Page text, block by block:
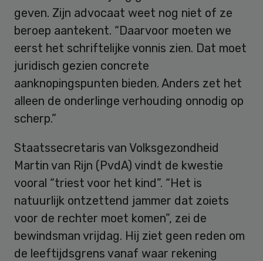
geven. Zijn advocaat weet nog niet of ze
beroep aantekent. “Daarvoor moeten we
eerst het schriftelijke vonnis zien. Dat moet
juridisch gezien concrete
aanknopingspunten bieden. Anders zet het
alleen de onderlinge verhouding onnodig op
scherp.”
Staatssecretaris van Volksgezondheid
Martin van Rijn (PvdA) vindt de kwestie
vooral “triest voor het kind”. “Het is
natuurlijk ontzettend jammer dat zoiets
voor de rechter moet komen”, zei de
bewindsman vrijdag. Hij ziet geen reden om
de leeftijdsgrens vanaf waar rekening